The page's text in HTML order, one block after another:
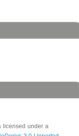
licensed under a